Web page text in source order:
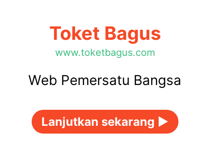
Toket Bagus
www.toketbagus.com
Web Pemersatu Bangsa
Lanjutkan sekarang ►